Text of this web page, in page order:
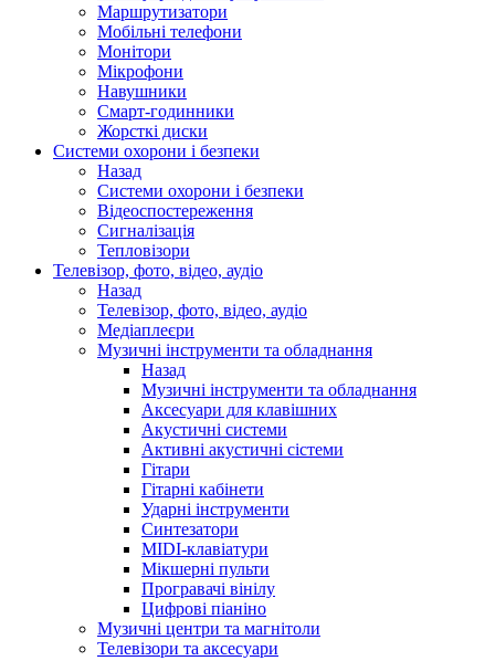
Маршрутизатори
Мобільні телефони
Монітори
Мікрофони
Навушники
Смарт-годинники
Жорсткі диски
Системи охорони і безпеки
Назад
Системи охорони і безпеки
Відеоспостереження
Сигналізація
Тепловізори
Телевізор, фото, відео, аудіо
Назад
Телевізор, фото, відео, аудіо
Медіаплеєри
Музичні інструменти та обладнання
Назад
Музичні інструменти та обладнання
Аксесуари для клавішних
Акустичні системи
Активні акустичні сістеми
Гітари
Гітарні кабінети
Ударні інструменти
Синтезатори
MIDI-клавіатури
Мікшерні пульти
Програвачі вінілу
Цифрові піаніно
Музичні центри та магнітоли
Телевізори та аксесуари